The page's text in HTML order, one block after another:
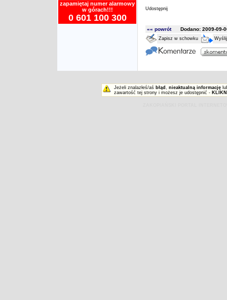
zapamiętaj numer alarmowy
w górach!!!
0 601 100 300
Udostępnij
«« powrótDodano: 2009-09-
Zapisz w schowku
Jeżeli znalazłeś/aś błąd , nieaktualną informację
zawartość tej strony i możesz je udostępnić -